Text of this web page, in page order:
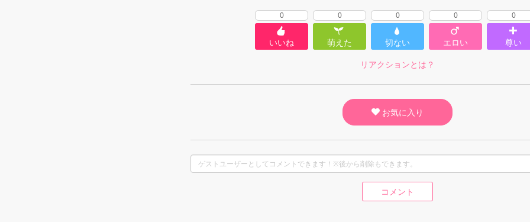
0
いいね
0
萌えた
0
切ない
0
エロい
0
尊い
リアクションとは？
お気に入り
コメント